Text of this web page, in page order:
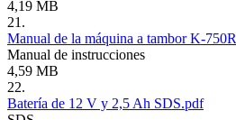
4,19 MB
21.
Manual de la máquina a tambor K-750R
Manual de instrucciones
4,59 MB
22.
Batería de 12 V y 2,5 Ah SDS.pdf